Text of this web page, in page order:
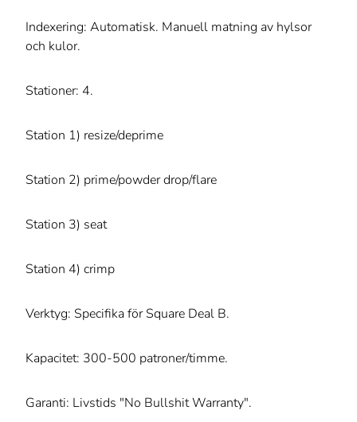
Indexering: Automatisk. Manuell matning av hylsor
och kulor.
Stationer: 4.
Station 1) resize/deprime
Station 2) prime/powder drop/flare
Station 3) seat
Station 4) crimp
Verktyg: Specifika för Square Deal B.
Kapacitet: 300-500 patroner/timme.
Garanti: Livstids "No Bullshit Warranty".